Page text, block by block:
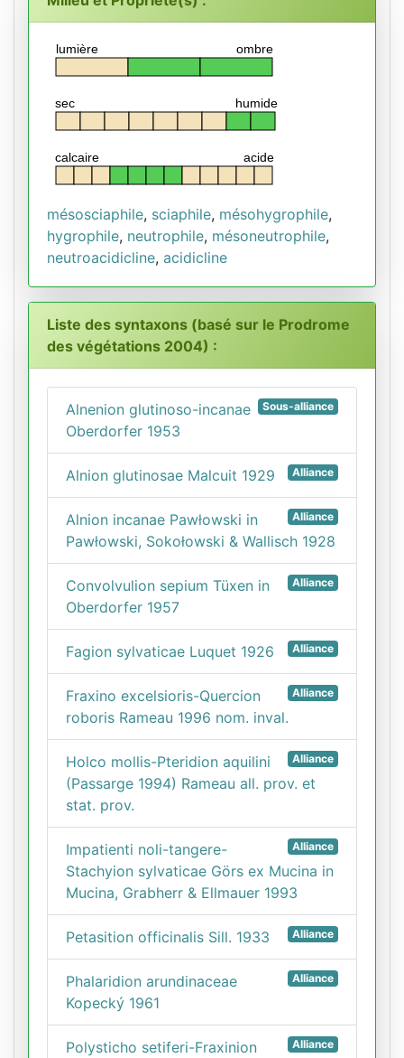
ombre
lumière
humide
sec
acide
calcaire
mésosciaphile, sciaphile, mésohygrophile,
hygrophile, neutrophile, mésoneutrophile,
neutroacidicline, acidicline
Liste des syntaxons (basé sur le Prodrome
des végétations 2004) :
Sous-alliance
Alnenion glutinoso-incanae
Oberdorfer 1953
Alliance
Alnion glutinosae Malcuit 1929
Alliance
Alnion incanae Pawłowski in
Pawłowski, Sokołowski & Wallisch 1928
Alliance
Convolvulion sepium Tüxen in
Oberdorfer 1957
Alliance
Fagion sylvaticae Luquet 1926
Alliance
Fraxino excelsioris-Quercion
roboris Rameau 1996 nom. inval.
Alliance
Holco mollis-Pteridion aquilini
(Passarge 1994) Rameau all. prov. et
stat. prov.
Alliance
Impatienti noli-tangere-
Stachyion sylvaticae Görs ex Mucina in
Mucina, Grabherr & Ellmauer 1993
Alliance
Petasition officinalis Sill. 1933
Alliance
Phalaridion arundinaceae
Kopecký 1961
Alliance
Polysticho setiferi-Fraxinion